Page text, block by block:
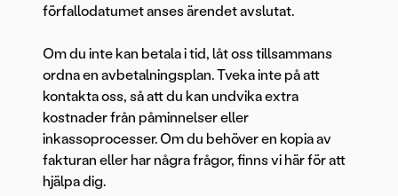
förfallodatumet anses ärendet avslutat.
Om du inte kan betala i tid, låt oss tillsammans
ordna en avbetalningsplan. Tveka inte på att
kontakta oss, så att du kan undvika extra
kostnader från påminnelser eller
inkassoprocesser. Om du behöver en kopia av
fakturan eller har några frågor, finns vi här för att
hjälpa dig.